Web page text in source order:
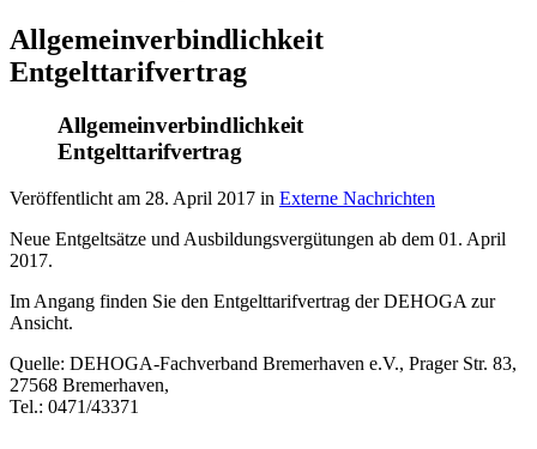
Allgemeinverbindlichkeit
Entgelttarifvertrag
Allgemeinverbindlichkeit
Entgelttarifvertrag
Veröffentlicht am 28. April 2017 in Externe Nachrichten
Neue Entgeltsätze und Ausbildungsvergütungen ab dem 01. April
2017.
Im Angang finden Sie den Entgelttarifvertrag der DEHOGA zur
Ansicht.
Quelle: DEHOGA-Fachverband Bremerhaven e.V., Prager Str. 83,
27568 Bremerhaven,
Tel.: 0471/43371